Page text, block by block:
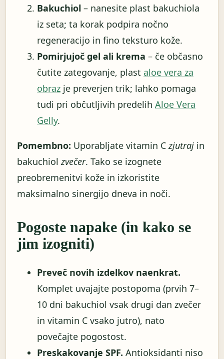
Bakuchiol – nanesite plast bakuchiola
iz seta; ta korak podpira nočno
regeneracijo in fino teksturo kože.
Pomirjujoč gel ali krema – če občasno
čutite zategovanje, plast aloe vera za
obraz je preverjen trik; lahko pomaga
tudi pri občutljivih predelih Aloe Vera
Gelly.
Pomembno: Uporabljate vitamin Czjutraj in
bakuchiolzvečer. Tako se izognete
preobremenitvi kože in izkoristite
maksimalno sinergijo dneva in noči.
Pogoste napake (in kako se
jim izogniti)
Preveč novih izdelkov naenkrat.
Komplet uvajajte postopoma (prvih 7–
10 dni bakuchiol vsak drugi dan zvečer
in vitamin C vsako jutro), nato
povečajte pogostost.
Preskakovanje SPF. Antioksidanti niso